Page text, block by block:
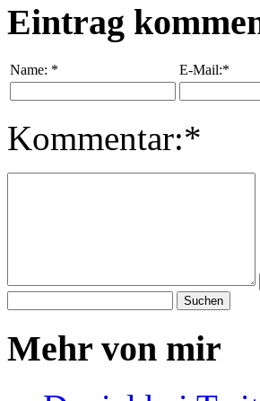
Eintrag
Name: * E-Mail:*
Kommentar:*
Mehr von mir